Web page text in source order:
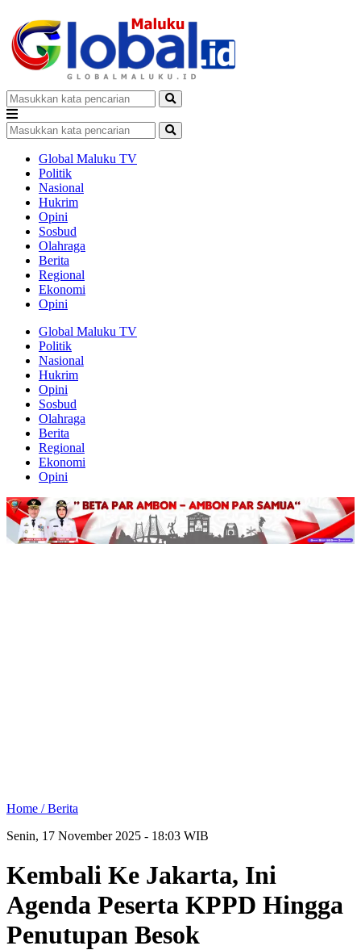
Global Maluku TV
Politik
Nasional
Hukrim
Opini
Sosbud
Olahraga
Berita
Regional
Ekonomi
Opini
Global Maluku TV
Politik
Nasional
Hukrim
Opini
Sosbud
Olahraga
Berita
Regional
Ekonomi
Opini
Home /Berita
Senin, 17 November 2025 - 18:03 WIB
Kembali Ke Jakarta, Ini
Agenda Peserta KPPD Hingga
Penutupan Besok